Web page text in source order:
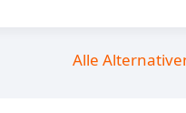
Alle